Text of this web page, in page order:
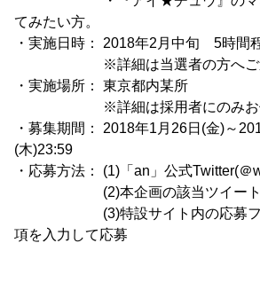
てみたい方。
・実施日時： 2018年2月中旬 5時間
※詳細は当選者の方へご連絡
・実施場所： 東京都内某所
※詳細は採用者にのみお伝え
・募集期間： 2018年1月26日(金)～
(木)23:59
・応募方法： (1)「an」公式Twitter(
(2)本企画の該当ツイートを
(3)特設サイト内の応募フォ
項を入力して応募